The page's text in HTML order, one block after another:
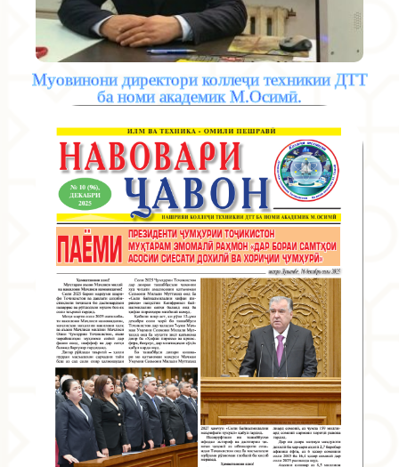
Муовинони директори коллеҷи техникии ДТТ
ба номи академик М.Осимӣ.